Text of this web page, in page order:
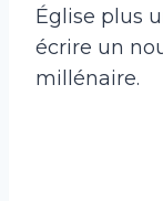
Église plus
écrire un
millénaire.